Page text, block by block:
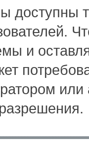
доступны
и